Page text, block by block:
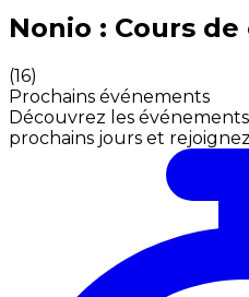
Expériences culinaires
Nonio : Cours de
(16)
Prochains événements
Découvrez les
prochains jours et